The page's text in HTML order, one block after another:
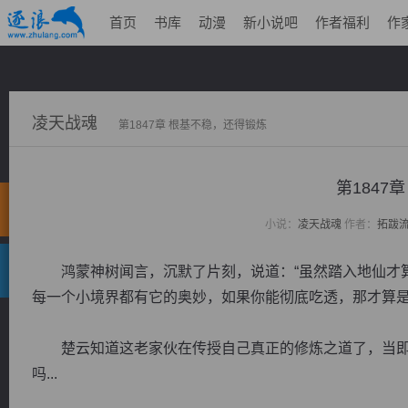
首页 书库 动漫 新小说吧 作者福利 作
凌天战魂 第1847章 根基不稳，还得锻炼
第1847
小说： 凌天战魂作者： 拓跋
鸿蒙神树闻言，沉默了片刻，说道：“虽然踏入地仙才
每一个小境界都有它的奥妙，如果你能彻底吃透，那才算
楚云知道这老家伙在传授自己真正的修炼之道了，当
吗...